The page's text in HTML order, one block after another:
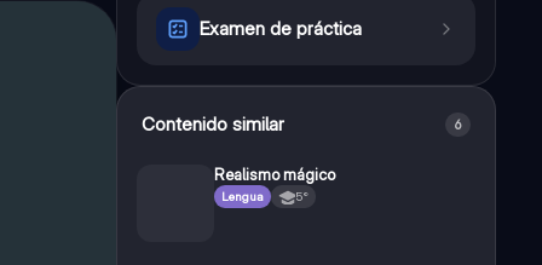
Examen de práctica
Contenido similar 6
Realismo mágico
Lengua 5°